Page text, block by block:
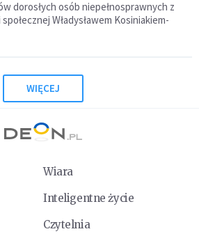
dorosłych osób niepełnosprawnych z
Władysławem Kosiniakiem-
WIĘCEJ
Wiara
Inteligentne życie
Czytelnia